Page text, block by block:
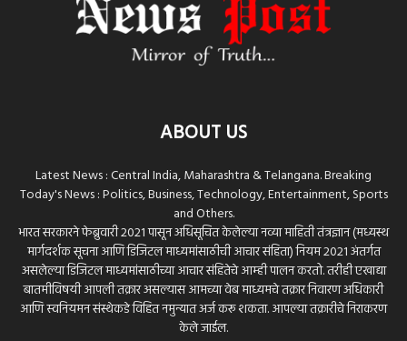
ABOUT US
Latest News : Central India, Maharashtra & Telangana. Breaking
Today's News : Politics, Business, Technology, Entertainment, Sports
and Others.
भारत सरकारने फेब्रुवारी 2021 पासून अधिसूचित केलेल्या नव्या माहिती तंत्रज्ञान (मध्यस्थ
मार्गदर्शक सूचना आणि डिजिटल माध्यमांसाठीची आचार संहिता) नियम 2021 अंतर्गत
असलेल्या डिजिटल माध्यमांसाठीच्या आचार संहितेचे आम्ही पालन करतो. तरीही एखाद्या
बातमीविषयी आपली तक्रार असल्यास आमच्या वेब माध्यमचे तक्रार निवारण अधिकारी
आणि स्वनियमन संस्थेकडे विहित नमुन्यात अर्ज करू शकता. आपल्या तक्रारीचे निराकरण
केले जाईल.